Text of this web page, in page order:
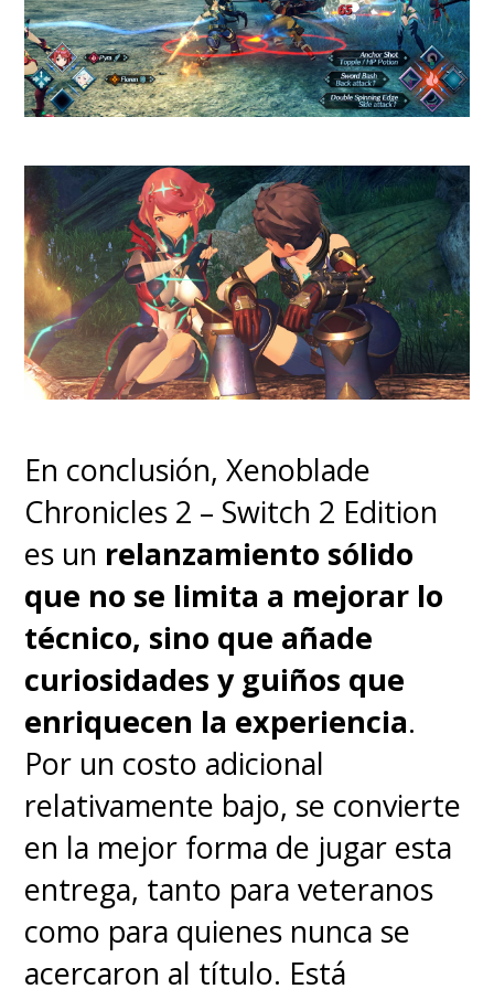
particular no me molesta esto
último, pero lo menciono para
que se entienda mejor el trabajo
de Huawei en este apartado.
El nivel de detalle fotográfico, el
rango dinámico y la
interpretación de los colores
(apoyada por el sensor RYYB)
son espectaculares sin
importar si es de día o de
noche . Y a esto hay que sumar
untelefoto de 48MP con un
zoom óptico de 4xque además
hace las veces de cámara macro,
permitiendo acercamientos
En conclusión, Xenoblade
Chronicles 2 – Switch 2 Edition
es un relanzamiento sólido
que no se limita a mejorar lo
técnico, sino que añade
curiosidades y guiños que
enriquecen la experiencia.
Por un costo adicional
relativamente bajo, se convierte
en la mejor forma de jugar esta
entrega, tanto para veteranos
como para quienes nunca se
acercaron al título. Está